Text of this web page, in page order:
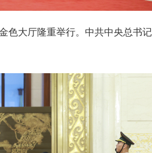
大厅隆重举行。中共中央总书